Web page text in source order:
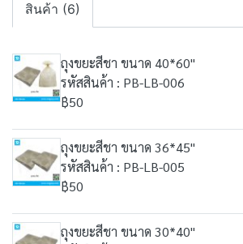
สินค้า (6)
ถุงขยะสีชา ขนาด 40*60"
รหัสสินค้า : PB-LB-006
฿50
ถุงขยะสีชา ขนาด 36*45"
รหัสสินค้า : PB-LB-005
฿50
ถุงขยะสีชา ขนาด 30*40"